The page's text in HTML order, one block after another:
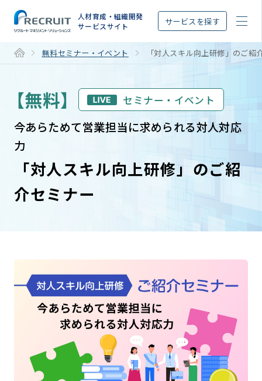
人材育成・組織開発
サービスサイト
サービスを探す
無料セミナー・イベント 「対人スキル向上研修」のご紹
【無料】 セミナー・イベント
今あらためて営業担当に求められる対人対応
力
「対人スキル向上研修」のご紹
介セミナー